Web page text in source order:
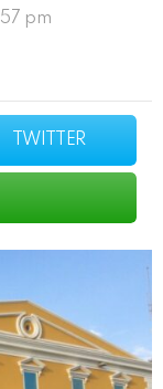
pm
TWITTER